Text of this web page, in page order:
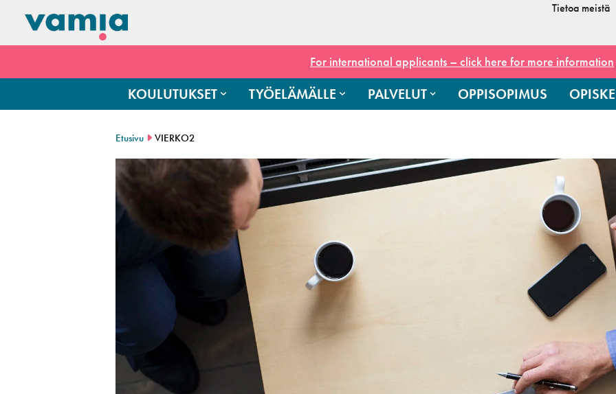
Tietoa meistä
For international applicants – click here for more information
KOULUTUKSET TYÖELÄMÄLLE PALVELUT OPPISOPIMUS
Etusivu VIERKO2